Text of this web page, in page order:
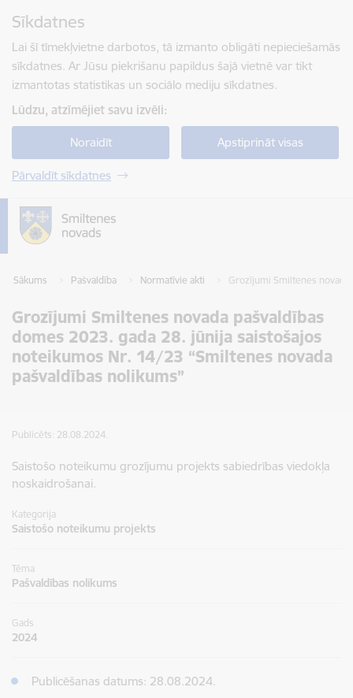
Sīkdatnes
Lai šī tīmekļvietne darbotos, tā izmanto obligāti nepieciešamās
sīkdatnes. Ar Jūsu piekrišanu papildus šajā vietnē var tikt
izmantotas statistikas un sociālo mediju sīkdatnes.
Lūdzu, atzīmējiet savu izvēli:
Noraidīt Apstiprināt visas
Pārvaldīt sīkdatnes
Sākums Pašvaldība Normatīvie akti Grozījumi Smiltenes
Grozījumi Smiltenes novada pašvaldības
domes 2023. gada 28. jūnija saistošajos
noteikumos Nr. 14/23 “Smiltenes novada
pašvaldības nolikums”
Publicēts: 28.08.2024.
Saistošo noteikumu grozījumu projekts sabiedrības viedokļa
noskaidrošanai.
Kategorija
Saistošo noteikumu projekts
Tēma
Pašvaldības nolikums
Gads
2024
Publicēšanas datums: 28.08.2024.